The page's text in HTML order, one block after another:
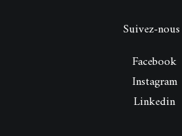
Suivez-
Facebook
Instagram
Linkedin